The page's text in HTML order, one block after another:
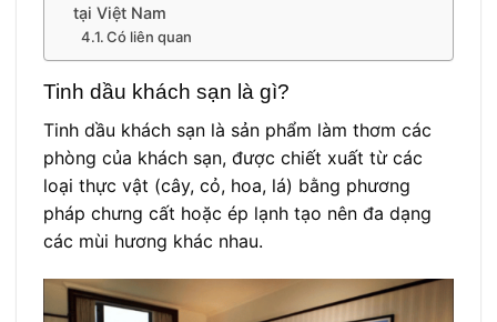
tại Việt Nam
Có liên quan
Tinh dầu khách sạn là gì?
Tinh dầu khách sạn là sản phẩm làm thơm các
phòng của khách sạn, được chiết xuất từ các
loại thực vật (cây, cỏ, hoa, lá) bằng phương
pháp chưng cất hoặc ép lạnh tạo nên đa dạng
các mùi hương khác nhau.